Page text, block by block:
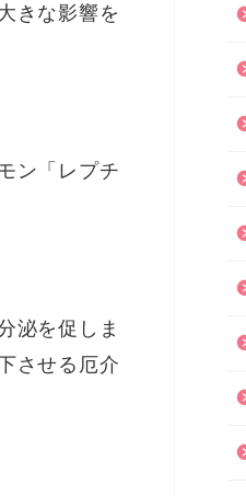
きな影響を
ン「レプチ
泌を促しま
させる厄介